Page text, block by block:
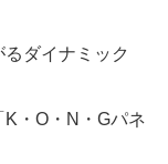
ダイナミック
・O・N・Gパネ